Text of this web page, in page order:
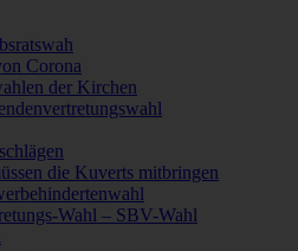
Corona
der Kirchen
die Kuverts mitbringen
Wahl – SBV-Wahl